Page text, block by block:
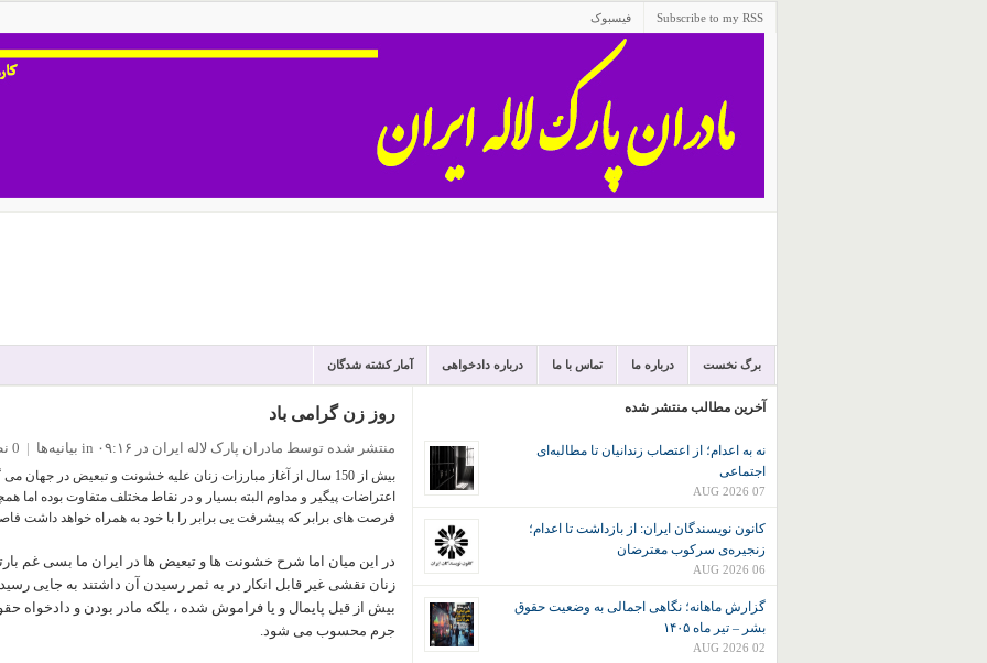
Subscribe to my RSS فیسبوک
برگ نخست درباره ما تماس با ما درباره دادخواهی آمار کشته شدگان
روز زن گرامی باد
منتشر شده توسط مادران پارک لاله ایران در ۰۹:۱۶ in بیانیه‌ها | 0 نظر
بیش از 150 سال از آغاز مبارزات زنان علیه خشونت و تبعیض در
اعتراضات پیگیر و مداوم البته بسیار و در نقاط مختلف متفاوت بوده اما
فرصت های برابر که پیشرفت یی برابر را با خود به همراه خواهد داشت
زنان نقشی غیر قابل انکار در به ثمر رسیدن آن داشتند به جایی
بیش از قبل پایمال و یا فراموش شده ، بلکه مادر بودن و دادخواه
جرم محسوب می شود.
آخرین مطالب منتشر شده
نه به اعدام؛ از اعتصاب زندانیان تا مطالبه‌ای
اجتماعی
07 AUG 2026
کانون نويسندگان ايران: از بازداشت تا اعدام؛
زنجیره‌ی سرکوب معترضان
06 AUG 2026
گزارش ماهانه؛ نگاهی اجمالی به وضعیت حقوق
بشر – تیر ماه ۱۴۰۵
02 AUG 2026